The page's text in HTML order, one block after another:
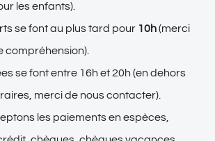
les enfants).
se font au plus tard pour 10h(merci
compréhension).
se font entre 16h et 20h (en dehors
merci de nous contacter).
les paiements en espèces,